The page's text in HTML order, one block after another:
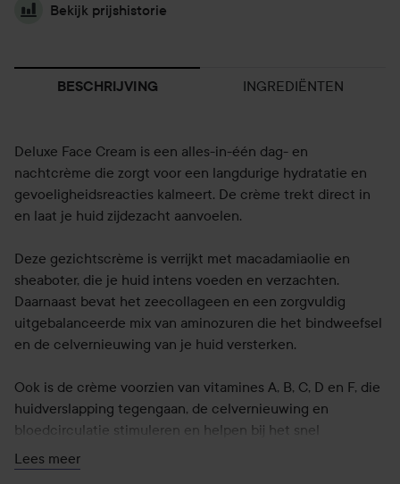
Bekijk prijshistorie
BESCHRIJVING INGREDIËNTEN
Deluxe Face Cream is een alles-in-één dag- en
nachtcrème die zorgt voor een langdurige hydratatie en
gevoeligheidsreacties kalmeert. De crème trekt direct in
en laat je huid zijdezacht aanvoelen.
Deze gezichtscrème is verrijkt met macadamiaolie en
sheaboter, die je huid intens voeden en verzachten.
Daarnaast bevat het zeecollageen en een zorgvuldig
uitgebalanceerde mix van aminozuren die het bindweefsel
en de celvernieuwing van je huid versterken.
Ook is de crème voorzien van vitamines A, B, C, D en F, die
huidverslapping tegengaan, de celvernieuwing en
bloedcirculatie stimuleren en helpen bij het snel
herstellen van huidschade. Kamille en calendula zijn
toegevoegd voor hun rustgevende en zuiverende werking,
Lees meer